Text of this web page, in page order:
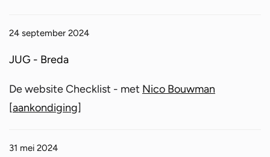
24 september 2024
JUG - Breda
De website Checklist - met Nico Bouwman
[aankondiging]
31 mei 2024